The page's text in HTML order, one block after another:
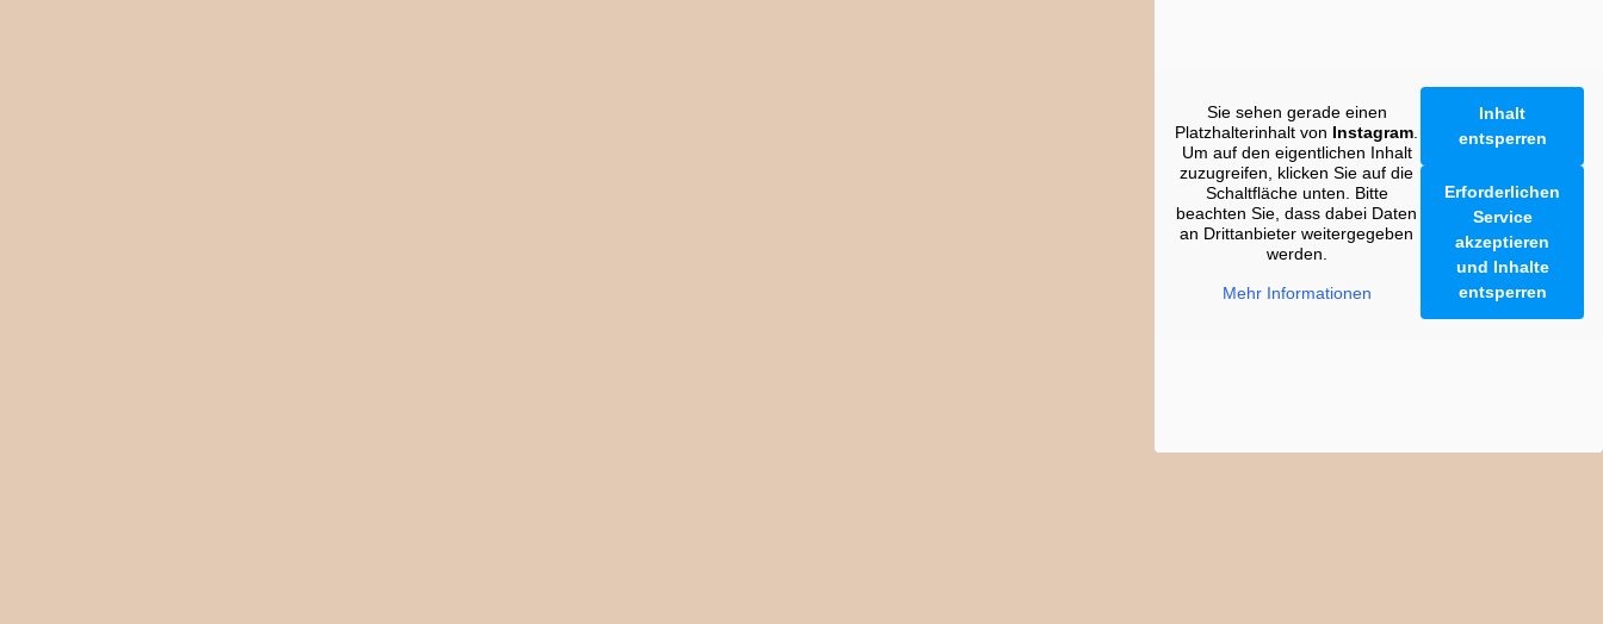
Sie sehen gerade einen
Platzhalterinhalt von Instagram
Um auf den eigentlichen Inhalt
zuzugreifen, klicken Sie auf die
Schaltfläche unten. Bitte
beachten Sie, dass dabei Daten
an Drittanbieter weitergegeben
werden.
Mehr Informationen
Inhalt
entsperren
Erforderlichen
Service
akzeptieren
und Inhalte
entsperren